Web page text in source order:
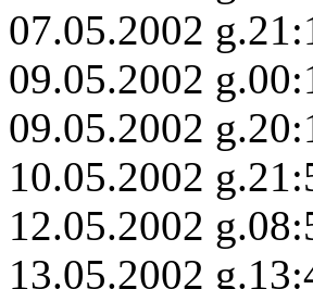
07.05.2002
09.05.2002
09.05.2002
10.05.2002
12.05.2002
13.05.2002